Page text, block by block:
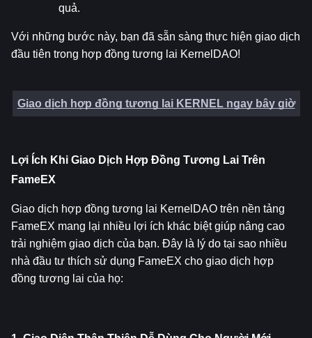
quả.
Với những bước này, bạn đã sẵn sàng thực hiện giao dịch
đầu tiên trong hợp đồng tương lai KernelDAO!
Giao dịch hợp đồng tương lai KERNEL ngay bây giờ
Lợi Ích Khi Giao Dịch Hợp Đồng Tương Lai Trên
FameEX
Giao dịch hợp đồng tương lai KernelDAO trên nền tảng
FameEX mang lại nhiều lợi ích khác biệt giúp nâng cao
trải nghiệm giao dịch của bạn. Đây là lý do tại sao nhiều
nhà đầu tư thích sử dụng FameEX cho giao dịch hợp
đồng tương lai của họ: